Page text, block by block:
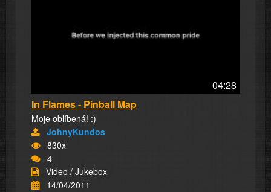
04:28
In Flames - Pinball Map
Moje oblíbená! :)
JohnyKundos
830x
4
Video / Jukebox
14/04/2011